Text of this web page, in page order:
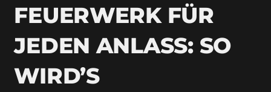
FEUERWERK FÜR
JEDEN ANLASS: SO
WIRD’S